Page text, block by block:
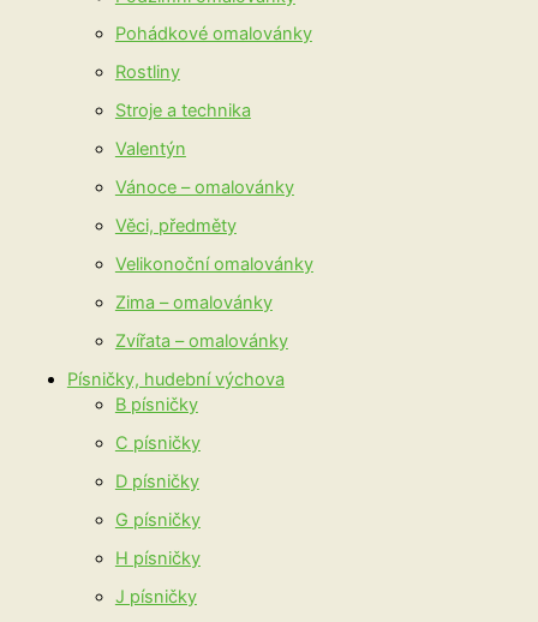
Pohádkové omalovánky
Rostliny
Stroje a technika
Valentýn
Vánoce – omalovánky
Věci, předměty
Velikonoční omalovánky
Zima – omalovánky
Zvířata – omalovánky
Písničky, hudební výchova
B písničky
C písničky
D písničky
G písničky
H písničky
J písničky